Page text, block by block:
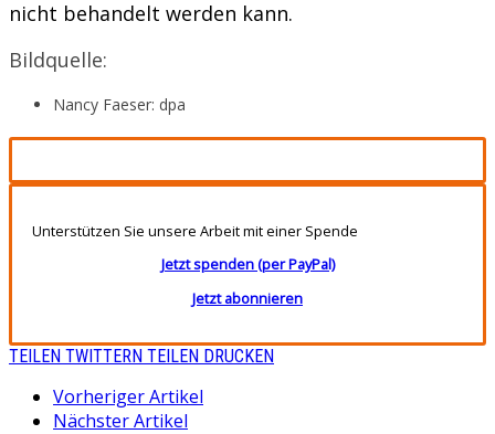
nicht behandelt werden kann.
Bildquelle:
Nancy Faeser: dpa
Unterstützen Sie unsere Arbeit mit einer Spende
Jetzt spenden (per PayPal)
Jetzt abonnieren
TEILEN TWITTERN TEILEN DRUCKEN
Vorheriger Artikel
Nächster Artikel